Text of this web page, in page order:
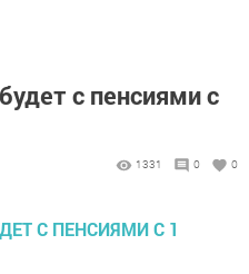
с пенсиями с
1331 0 0